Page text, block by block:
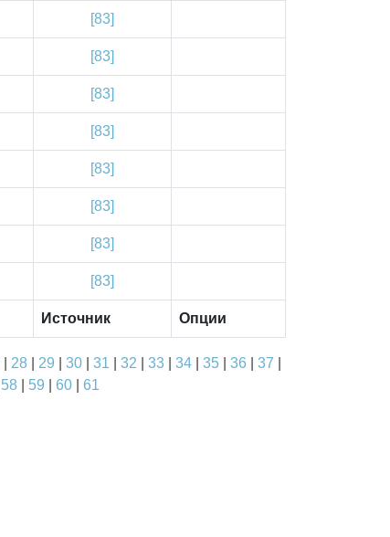
[83]
[83]
[83]
[83]
[83]
[83]
[83]
[83]
Источник Опции
28| 29 30| 31 32 33| 34| 35| 36 37
58 59 60 61